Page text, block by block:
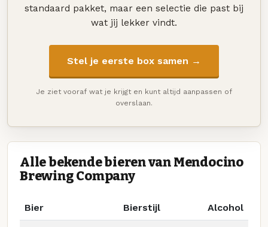
standaard pakket, maar een selectie die past bij
wat jij lekker vindt.
Stel je eerste box samen →
Je ziet vooraf wat je krijgt en kunt altijd aanpassen of
overslaan.
Alle bekende bieren van Mendocino
Brewing Company
Bier Bierstijl Alcohol